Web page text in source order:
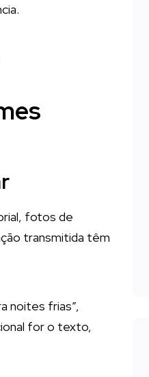
fotos de
transmitida têm
noites frias”,
for o texto,